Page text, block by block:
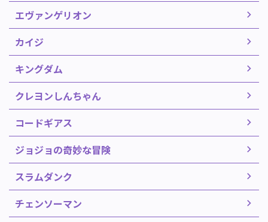
エヴァンゲリオン
カイジ
キングダム
クレヨンしんちゃん
コードギアス
ジョジョの奇妙な冒険
スラムダンク
チェンソーマン